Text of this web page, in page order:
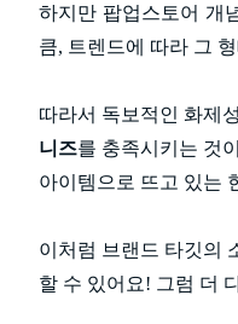
하지만 팝업스토어 개
큼, 트렌드에 따라 그
따라서 독보적인 화제
니즈를 충족시키는 것
아이템으로 뜨고 있는
이처럼 브랜드 타깃의
할 수 있어요! 그럼 더